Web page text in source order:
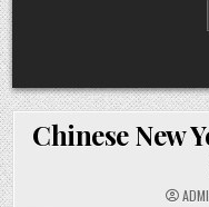
Chinese New